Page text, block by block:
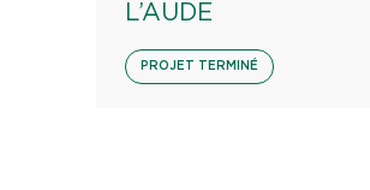
L’AUDE
PROJET TERMINÉ